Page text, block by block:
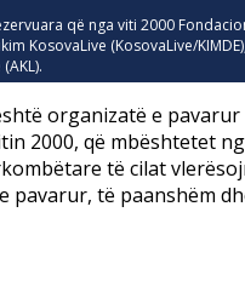
që nga viti 2000
KosovaLive (KosovaLive/
organizatë e pavarur
2000, që mbështetet
të cilat
pavarur, të paanshëm